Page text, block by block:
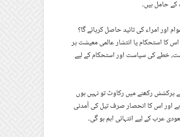
حامل ہیں۔
اور امراء کی تائید حاصل کرپائے گا؟
استحکام یا انتشار عالمی معیشت پر
خطے کی سیاست اور استحکام کے لیے
پرکشش رکھنے میں رکاوٹ تو نہیں ہوں
چاہتا ہے اور اس کا انحصار صرف تیل کی آمدنی
عرب کے لیے انتہائی اہم ہو گی۔